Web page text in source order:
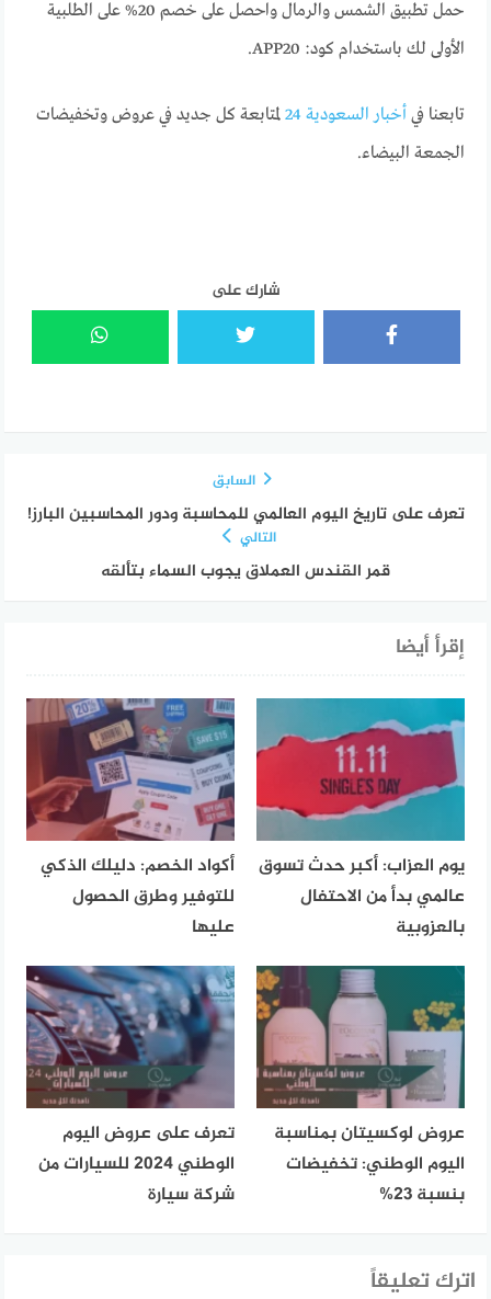
حمل تطبيق الشمس والرمال واحصل على خصم 20% على الطلبية
الأولى لك باستخدام كود: APP20.
تابعنا في أخبار السعودية 24
لمتابعة كل جديد في عروض وتخفيضات
الجمعة البيضاء.
شارك على
السابق
تعرف على تاريخ اليوم العالمي للمحاسبة ودور المحاسبين البارز!
التالي
قمر القندس العملاق يجوب السماء بتألقه
إقرأ أيضا
يوم العزاب: أكبر حدث تسوق
عالمي بدأ من الاحتفال
بالعزوبية
أكواد الخصم: دليلك الذكي
للتوفير وطرق الحصول
عليها
عروض لوكسيتان بمناسبة
اليوم الوطني: تخفيضات
بنسبة 23%
تعرف على عروض اليوم
الوطني 2024 للسيارات من
شركة سيارة
اترك تعليقاً